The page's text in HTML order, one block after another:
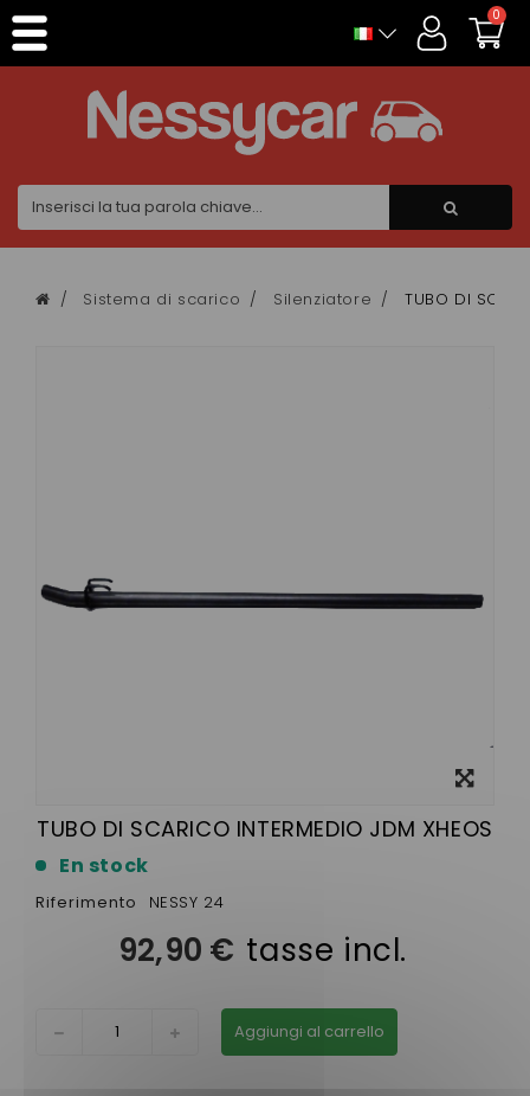
0
Sistema di scarico Silenziatore TUBO DI
TUBO DI SCARICO INTERMEDIO JDM XHEOS
En stock
Riferimento NESSY 24
92,90 € tasse incl.
Aggiungi al carrello
Pannello di gestione dei cookies